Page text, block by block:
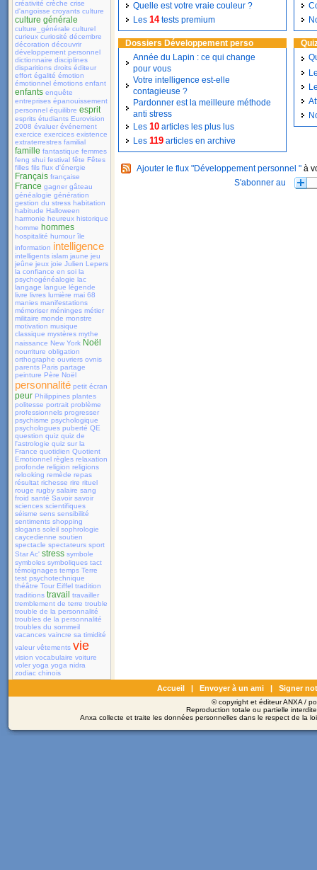
créativité crèche crise
d'angoisse croyants culture
culture générale
culture_générale culturel
curieux curiosité décembre
décoration découvrir
développement personnel
dictionnaire disciplines
disparitions droits éditeur
effort égalité émotion
émotionnel émotions enfant
enfants enquête
entreprises épanouissement
personnel équilibre esprit
esprits étudiants Eurovision
2008 évaluer événement
exercice exercices existence
extraterrestres familial
famille fantastique femmes
feng shui festival fête Fêtes
filles fils flux d'énergie
Français française
France gagner gâteau
généalogie génération
gestion du stress habitation
habitude Halloween
harmonie heureux historique
homme hommes
hospitalité humour île
information intelligence
intelligents islam jaune jeu
jeûne jeux joie Julien Lepers
la confiance en soi la
psychogénéalogie lac
langage langue légende
livre livres lumière mai 68
manies manifestations
mémoriser méninges métier
militaire monde monstre
motivation musique
classique mystères mythe
naissance New York Noël
nourriture obligation
orthographe ouvriers ovnis
parents Paris partage
peinture Père Noël
personnalité petit écran
peur Philippines plantes
politesse portrait problème
professionnels progresser
psychisme psychologique
psychologues puberté QE
question quiz quiz de
l'astrologie quiz sur la
France quotidien Quotient
Emotionnel règles relaxation
profonde religion religions
relooking remède repas
résultat richesse rire rituel
rouge rugby salaire sang
froid santé Savoir savoir
sciences scientifiques
séisme sens sensibilité
sentiments shopping
slogans soleil sophrologie
caycedienne soutien
spectacle spectateurs sport
Star Ac' stress symbole
symboles symboliques tact
témoignages temps Terre
test psychotechnique
théâtre Tour Eiffel tradition
traditions travail
travailler
tremblement de terre trouble
trouble de la personnalité
troubles de la personnalité
troubles du sommeil
vacances vaincre sa timidité
valeur vêtements vie
vision vocabulaire voiture
voler yoga yoga nidra
zodiac chinois
Quelle est votre vraie couleur ?
Les 14tests premium
Dossiers Développement perso
Année du Lapin : ce qui change
pour vous
Votre intelligence est-elle
contagieuse ?
Pardonner est la meilleure méthode
anti stress
Les 10 articles les plus lus
Les 119 articles en archive
Ajouter le flux "Développement personnel " à
Accueil | Envoyer à un ami | Signer
© copyright et éditeur ANXA /
Reproduction totale ou partielle
Anxa collecte et traite les données personnelles dans le respect de la